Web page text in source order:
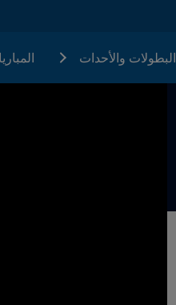
البطولات والأحدات